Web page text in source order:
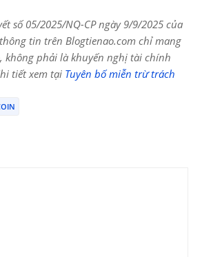
số 05/2025/NQ-CP ngày 9/9/2025 của
tin trên Blogtienao.com chỉ mang
không phải là khuyến nghị tài chính
tiết xem tại Tuyên bố miễn trừ trách